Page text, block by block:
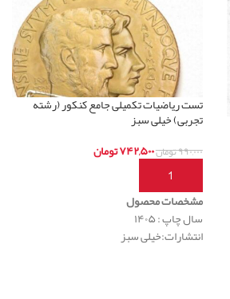
تست ریاضیات تکمیلی جامع کنکور (رشته
تجربی) خیلی سبز
۹۹۰,۰۰۰تومان۷۴۲,۵۰۰تومان
افزودن به سبد خرید
مشخصات محصول
سال چاپ : ۱۴۰۵
انتشارات:خیلی سبز